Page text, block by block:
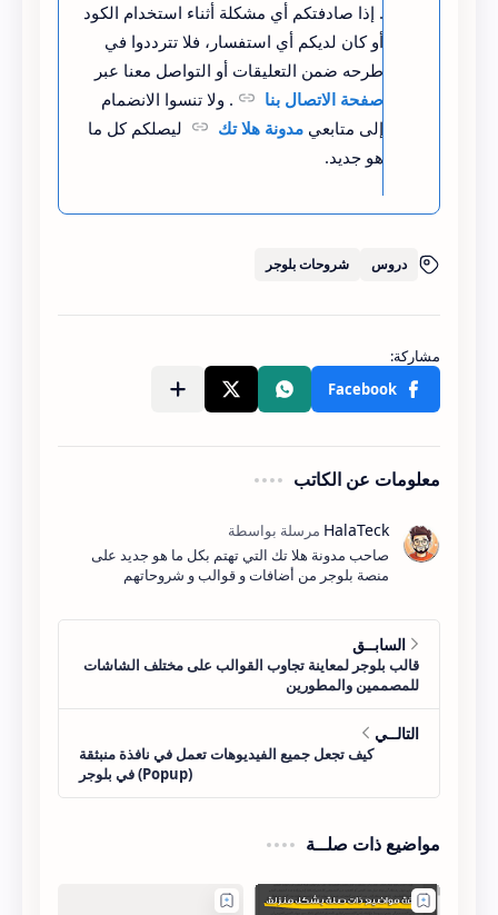
font-family: 'montserrat', sans-
serif !important;
}
. إذا صادفتكم أي مشكلة أثناء استخدام الكود
أو كان لديكم أي استفسار، فلا تترددوا في
طرحه ضمن التعليقات أو التواصل معنا عبر
صفحة الاتصال بنا
. ولا تنسوا الانضمام
إلى متابعي مدونة هلا تك
ليصلكم كل ما
هو جديد.
دروس شروحات بلوجر
معلومات عن الكاتب
صاحب مدونة هلا تك التي تهتم بكل ما هو جديد على
منصة بلوجر من أضافات و قوالب و شروحاتهم
مواضيع ذات صلــة